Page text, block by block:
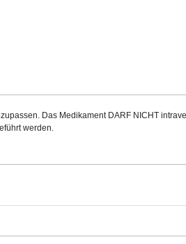
Das Medikament DARF NICHT
werden.